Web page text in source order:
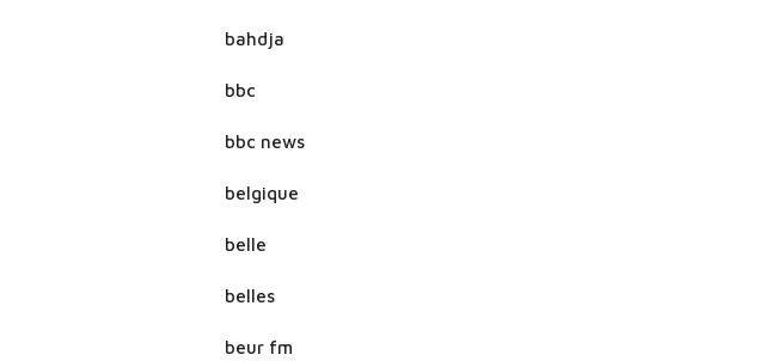
bahdja
bbc
bbc news
belgique
belle
belles
beur fm